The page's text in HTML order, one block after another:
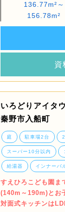
136.77m²～
156.78m²
資
いろどりアイタ
秦野市入船町
庭 駐車場2台
スーパー10分以内
給湯器 インナーバ
すえひろこども園ま
(140m～190m)とお
対面式キッチンは